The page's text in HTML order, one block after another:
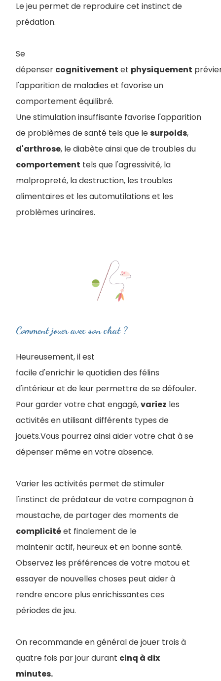
Le jeu permet de reproduire cet instinct de
prédation.
Se
dépenser cognitivement et physiquement
l'apparition de maladies et favorise un
comportement équilibré.
Une stimulation insuffisante favorise l'apparition
de problèmes de santé tels que lesurpoids,
d'arthrose, le diabète ainsi que de troubles du
comportement tels que l'agressivité, la
malpropreté, la destruction, les troubles
alimentaires et les automutilations et les
problèmes urinaires.
Comment jouer avec son chat ?
Heureusement, il est
facile d'enrichir le quotidien des félins
d'intérieur et de leur permettre de se défouler.
Pour garder votre chat engagé,variez les
activités en utilisant différents types de
jouets.Vous pourrez ainsi aider votre chat à se
dépenser même en votre absence.
Varier les activités permet de stimuler
l'instinct de prédateur de votre compagnon à
moustache, de partager des moments de
complicitéet finalement de le
maintenir actif, heureux et en bonne santé.
Observez les préférences de votre matou et
essayer de nouvelles choses peut aider à
rendre encore plus enrichissantes ces
périodes de jeu.
On recommande en général de jouer trois à
quatre fois par jour durant cinq à dix
minutes.